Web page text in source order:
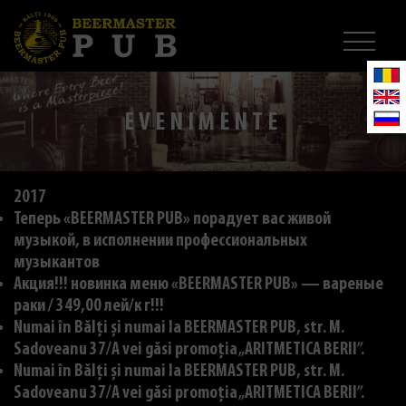
EVENIMENTE
2017
Теперь «BEERMASTER PUB» порадует вас живой
музыкой, в исполнении профессиональных
музыкантов
Акция!!! новинка меню «BEERMASTER PUB» — вареные
раки / 349,00 лей/к г!!!
Numai în Bălți și numai la BEERMASTER PUB, str. M.
Sadoveanu 37/A vei găsi promoția „ARITMETICA BERII”.
Numai în Bălți și numai la BEERMASTER PUB, str. M.
Sadoveanu 37/A vei găsi promoția „ARITMETICA BERII”.